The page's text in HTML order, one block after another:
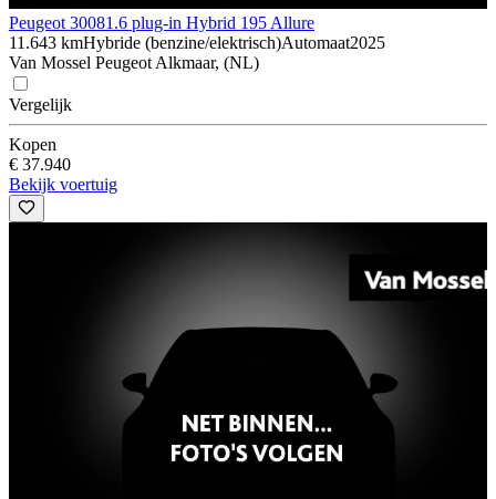
Peugeot 30081.6 plug-in Hybrid 195 Allure
11.643 kmHybride (benzine/elektrisch)Automaat2025
Van Mossel Peugeot Alkmaar, (NL)
Vergelijk
Kopen
€ 37.940
Bekijk voertuig